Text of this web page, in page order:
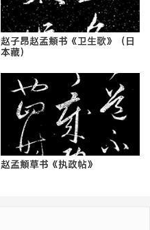
赵子昂赵孟頫书《卫生歌》（日
本藏）
赵孟頫草书《执政帖》